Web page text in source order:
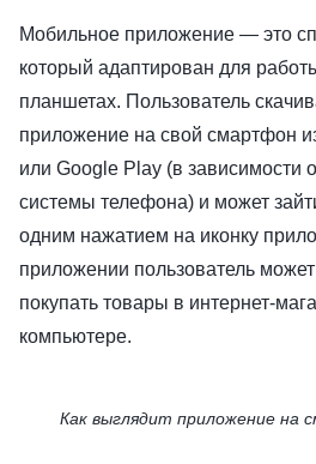
Мобильное приложение — это
который адаптирован для
планшетах. Пользователь
приложение на свой смартфон
или Google Play (в зависимости
системы телефона) и может
одним нажатием на иконку
приложении пользователь
покупать товары в интернет-
компьютере.
Как выглядит приложение на